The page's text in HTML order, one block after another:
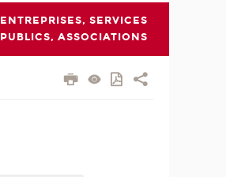
ENTREPRISES, SERVICES
PUBLICS, ASSOCIATIONS